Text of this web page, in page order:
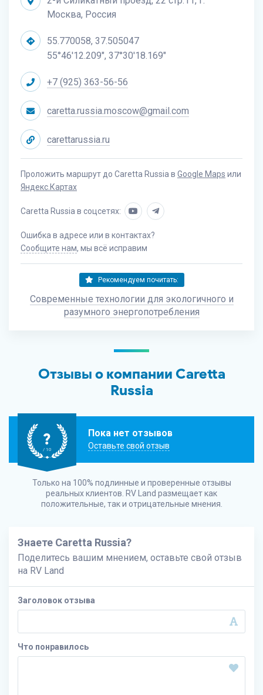
Москва, Россия
55.770058, 37.505047
55°46'12.209", 37°30'18.169"
+7 (925) 363-56-56
caretta.russia.moscow@gmail.com
carettarussia.ru
Проложить маршрут до Caretta Russia в Google Maps или
Яндекс.Картах
Caretta Russia в соцсетях:
Ошибка в адресе или в контактах?
Сообщите нам, мы всё исправим
Рекомендуем почитать:
Современные технологии для экологичного и
разумного энергопотребления
Отзывы о компании Caretta
Russia
?
/ 10
Пока нет отзывов
Оставьте свой отзыв
Только на 100% подлинные и проверенные отзывы
реальных клиентов. RV Land размещает как
положительные, так и отрицательные мнения.
Знаете Caretta Russia?
Поделитесь вашим мнением, оставьте свой отзыв
на RV Land
Заголовок отзыва
Что понравилось